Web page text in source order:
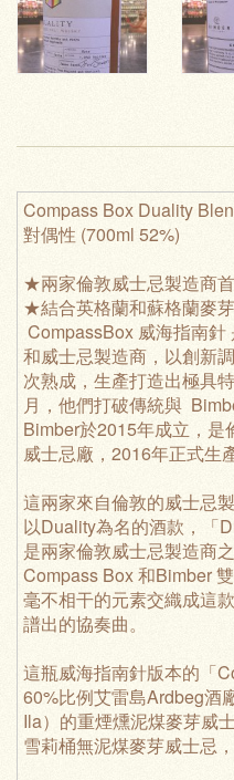
Compass Box Duality
對偶性 (700ml 52%)
★兩家倫敦威士忌製造商
★結合英格蘭和蘇格蘭麥
CompassBox 威海指南針
和威士忌製造商，以創新
次熟成，生產打造出極具
月，他們打破傳統與
Bimber於2015年成立，
威士忌廠，2016年正式生
這兩家來自倫敦的威士忌
以Duality為名的酒款，「
是兩家倫敦威士忌製造商
Compass Box 和Bimber
毫不相干的元素交織成這
譜出的協奏曲。
這瓶威海指南針版本的「
60%比例艾雷島Ardbeg酒
Ila）的重煙燻泥煤麥芽威
雪莉桶無泥煤麥芽威士忌